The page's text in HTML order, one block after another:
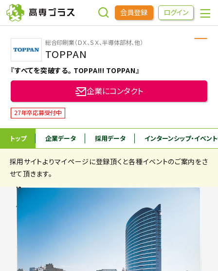
会員登録 ログイン
企業をさがす
進学先をさがす
インターンシップ・イベントをさがす
高専OBOGをさがす
高専プラスセミナー
高専生コミュニティ
めもらす
採用継続中の企業特集
総合印刷業（ＤＸ、ＳＸ、半導体部材、他）
TOPPAN
『すべてを突破する。 TOPPA!!! TOPPAN』
企業にコンタクト
27年卒応募受付中
トップ 企業データ 採用データ インターンシップ・イベン
採用サイトよりマイページに登録頂くと各種イベントのご案内をさ
せて頂きます。